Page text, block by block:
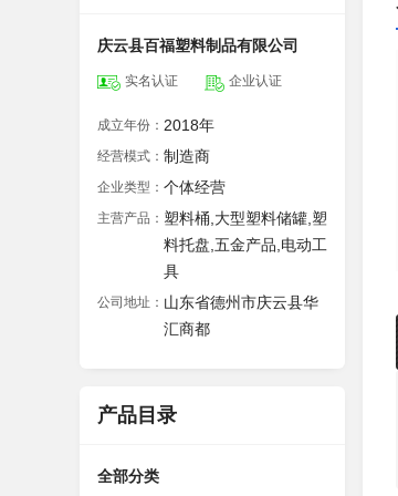
庆云县百福塑料制品有限公司
实名认证 企业认证
成立年份： 2018年
经营模式： 制造商
企业类型： 个体经营
主营产品： 塑料桶,大型塑料储罐,塑
料托盘,五金产品,电动工
具
公司地址： 山东省德州市庆云县华
汇商都
产品目录
全部分类